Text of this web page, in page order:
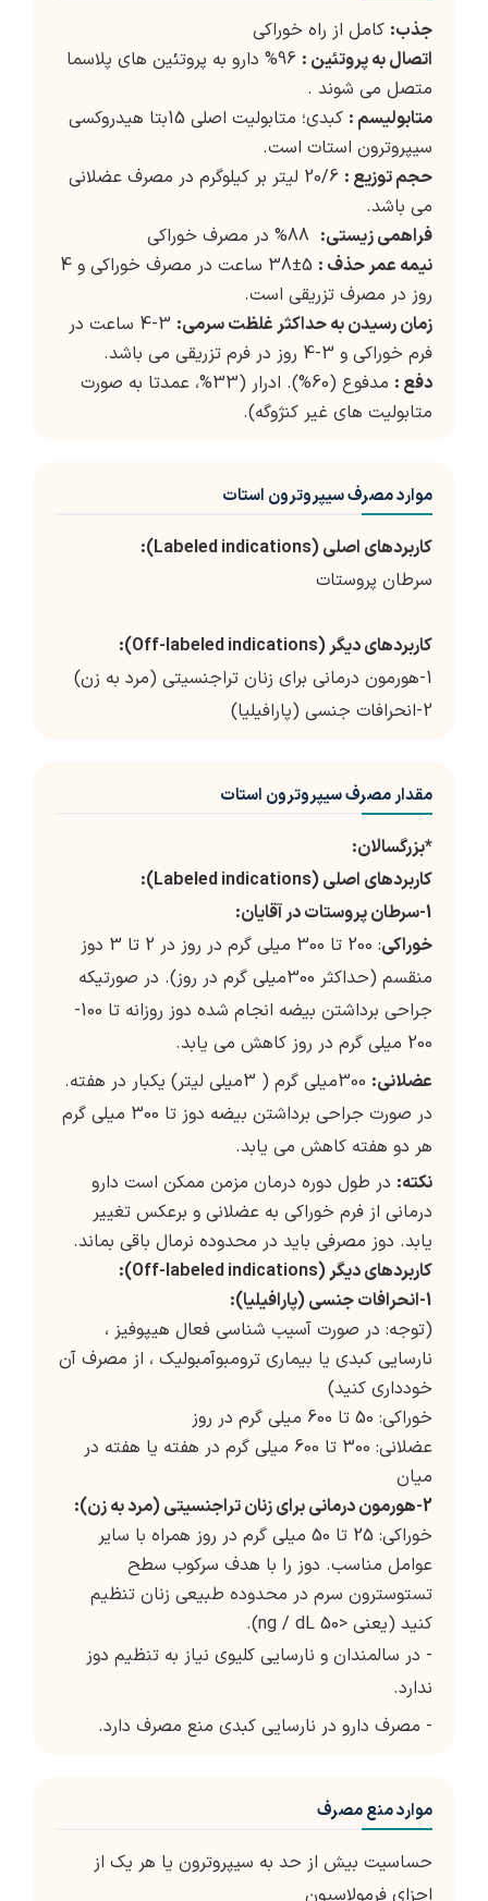
جذب: کامل از راه خوراکی
اتصال به پروتئین :
96% دارو به پروتئین های پلاسما
متصل می شوند .
متابولیسم :
کبدی؛ متابولیت اصلی 15بتا هیدروکسی
سیپروترون استات است.
حجم توزیع :
20/6 لیتر بر کیلوگرم در مصرف عضلانی
می باشد.
فراهمی زیستی:
نیمه عمر حذف :
5±38 ساعت در مصرف خوراکی و 4
روز در مصرف تزریقی است.
زمان رسیدن به حداکثر غلظت سرمی:
3-4 ساعت در
فرم خوراکی و 3-4 روز در فرم تزریقی می باشد.
دفع :
مدفوع (60%). ادرار (33%، عمدتا به صورت
متابولیت های غیر کنژوگه).
موارد مصرف سیپروترون استات
کاربردهای اصلی (Labeled indications):
سرطان پروستات
کاربردهای دیگر (Off-labeled indications):
1- هورمون درمانی برای زنان تراجنسیتی (مرد به زن)
2-انحرافات جنسی (پارافیلیا)
مقدار مصرف سیپروترون استات
*بزرگسالان:
کاربردهای اصلی (Labeled indications):
1-سرطان پروستات در آقایان:
خوراکی
: 200 تا 300 میلی گرم در روز در 2 تا 3 دوز
منقسم (حداکثر 300میلی گرم در روز). در صورتیکه
جراحی برداشتن بیضه انجام شده دوز روزانه تا 100-
200 میلی گرم در روز کاهش می یابد.
عضلانی:
300میلی گرم ( 3میلی لیتر) یکبار در هفته.
در صورت جراحی برداشتن بیضه دوز تا 300 میلی گرم
هر دو هفته کاهش می یابد.
نکته: در طول دوره درمان مزمن ممکن است دارو
درمانی از فرم خوراکی به عضلانی و برعکس تغییر
یابد. دوز مصرفی باید در محدوده نرمال باقی بماند.
کاربردهای دیگر (Off-labeled indications):
1-انحرافات جنسی (پارافیلیا):
(توجه: در صورت آسیب شناسی فعال هیپوفیز ،
نارسایی کبدی یا بیماری ترومبوآمبولیک ، از مصرف آن
خودداری کنید)
خوراکی: 50 تا 600 میلی گرم در روز
عضلانی: 300 تا 600 میلی گرم در هفته یا هفته در
میان
2- هورمون درمانی برای زنان تراجنسیتی (مرد به زن):
خوراکی: 25 تا 50 میلی گرم در روز همراه با سایر
عوامل مناسب. دوز را با هدف سرکوب سطح
تستوسترون سرم در محدوده طبیعی زنان تنظیم
کنید (یعنی <50 ng / dL)
.
- در سالمندان و نارسایی کلیوی نیاز به تنظیم دوز
ندارد.
- مصرف دارو در نارسایی کبدی منع مصرف دارد.
موارد منع مصرف
حساسیت بیش از حد به سیپروترون یا هر یک از